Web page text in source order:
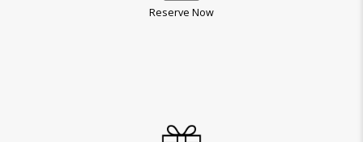
Reserve Now